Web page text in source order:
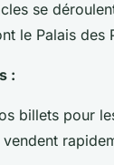
se
le Palais des
:
billets pour
vendent